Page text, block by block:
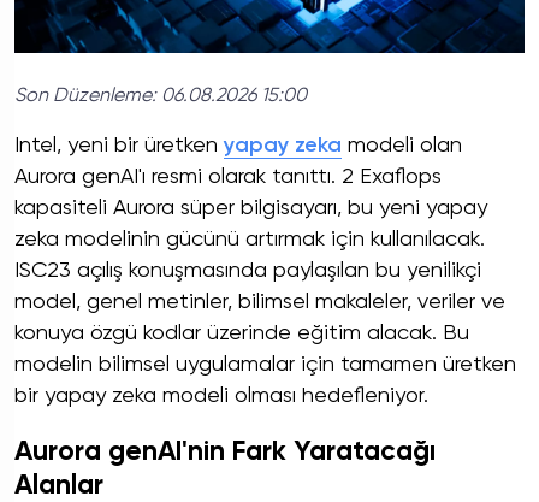
Son Düzenleme: 06.08.2026 15:00
Intel, yeni bir üretkenyapay zeka modeli olan
Aurora genAI'ı resmi olarak tanıttı. 2 Exaflops
kapasiteli Aurora süper bilgisayarı, bu yeni yapay
zeka modelinin gücünü artırmak için kullanılacak.
ISC23 açılış konuşmasında paylaşılan bu yenilikçi
model, genel metinler, bilimsel makaleler, veriler ve
konuya özgü kodlar üzerinde eğitim alacak. Bu
modelin bilimsel uygulamalar için tamamen üretken
bir yapay zeka modeli olması hedefleniyor.
Aurora genAI'nin Fark Yaratacağı
Alanlar